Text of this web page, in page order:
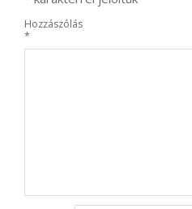
Hozzászólás
*